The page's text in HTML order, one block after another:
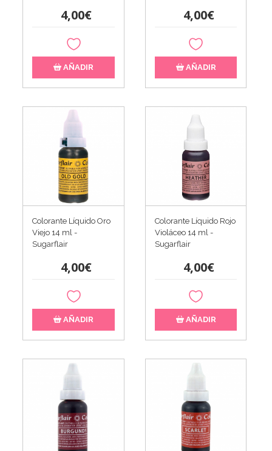
4,00€
AÑADIR
4,00€
AÑADIR
Colorante Líquido Oro
Viejo 14 ml -
Sugarflair
4,00€
AÑADIR
Colorante Líquido Rojo
Violáceo 14 ml -
Sugarflair
4,00€
AÑADIR